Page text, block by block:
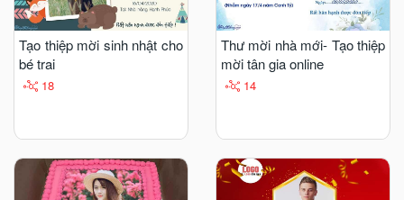
Tạo thiệp mời sinh nhật cho
bé trai
18
Thư mời nhà mới- Tạo thiệp
mời tân gia online
14